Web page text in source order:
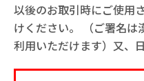
以後のお取引時にご使用
けください。 （ご署名
利用いただけます）又、